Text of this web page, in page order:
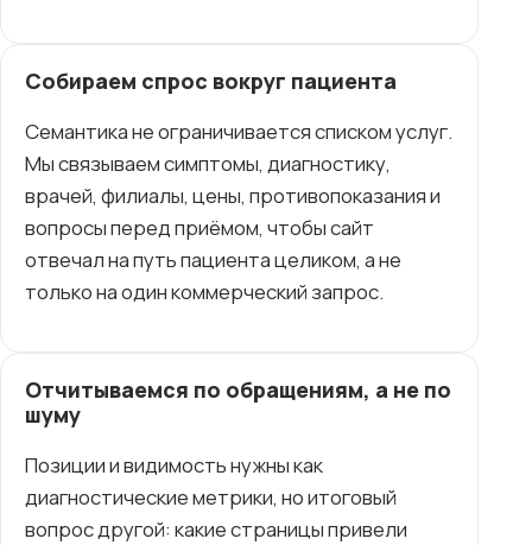
Собираем спрос вокруг пациента
Семантика не ограничивается списком услуг.
Мы связываем симптомы, диагностику,
врачей, филиалы, цены, противопоказания и
вопросы перед приёмом, чтобы сайт
отвечал на путь пациента целиком, а не
только на один коммерческий запрос.
Отчитываемся по обращениям, а не по
шуму
Позиции и видимость нужны как
диагностические метрики, но итоговый
вопрос другой: какие страницы привели